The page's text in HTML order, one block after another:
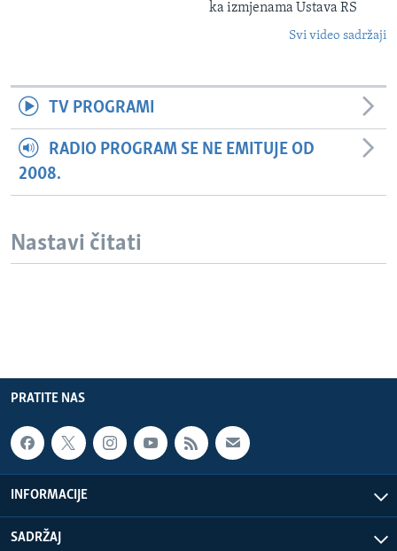
ka izmjenama Ustava RS
Svi video sadržaji
TV PROGRAMI
RADIO PROGRAM SE NE EMITUJE OD
2008.
Nastavi čitati
PRATITE NAS
INFORMACIJE
SADRŽAJ